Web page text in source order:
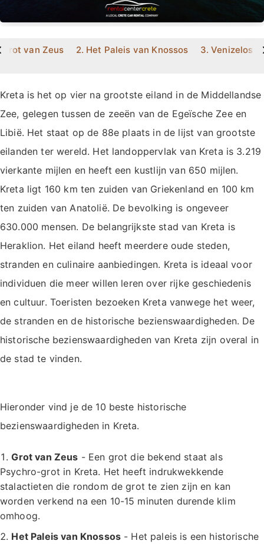
Grot van Zeus 2. Het Paleis van Knossos 3. Venizelos
Kreta is het op vier na grootste eiland in de Middellandse
Zee, gelegen tussen de zeeën van de Egeïsche Zee en
Libië. Het staat op de 88e plaats in de lijst van grootste
eilanden ter wereld. Het landoppervlak van Kreta is 3.219
vierkante mijlen en heeft een kustlijn van 650 mijlen.
Kreta ligt 160 km ten zuiden van Griekenland en 100 km
ten zuiden van Anatolië. De bevolking is ongeveer
630.000 mensen. De belangrijkste stad van Kreta is
Heraklion. Het eiland heeft meerdere oude steden,
stranden en culinaire aanbiedingen. Kreta is ideaal voor
individuen die meer willen leren over rijke geschiedenis
en cultuur. Toeristen bezoeken Kreta vanwege het weer,
de stranden en de historische bezienswaardigheden. De
historische bezienswaardigheden van Kreta zijn overal in
de stad te vinden.
Hieronder vind je de 10 beste historische
bezienswaardigheden in Kreta.
Grot van Zeus - Een grot die bekend staat als
Psychro-grot in Kreta. Het heeft indrukwekkende
stalactieten die rondom de grot te zien zijn en kan
worden verkend na een 10-15 minuten durende klim
omhoog.
Het Paleis van Knossos - Het paleis is een historische